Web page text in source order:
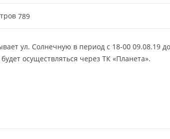
789
ул. Солнечную в период с 18-00 09.08.19
осуществляться через ТК «Планета».